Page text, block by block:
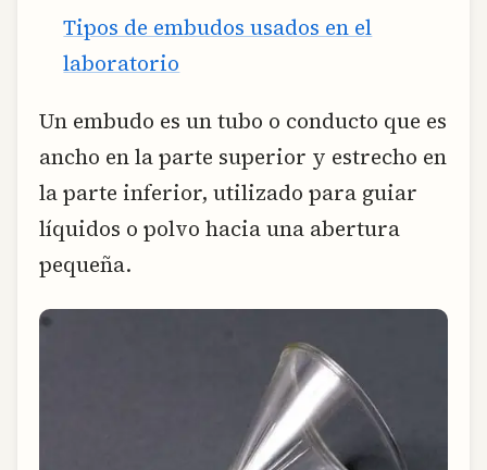
Tipos de embudos usados en el
laboratorio
Un embudo es un tubo o conducto que es
ancho en la parte superior y estrecho en
la parte inferior, utilizado para guiar
líquidos o polvo hacia una abertura
pequeña.